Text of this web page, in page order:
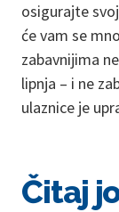
osigurajte
će vam se
zabavnijima
lipnja – i ne
ulaznice je
Čitaj